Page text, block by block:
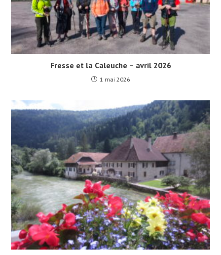
Fresse et la Caleuche – avril 2026
1 mai 2026